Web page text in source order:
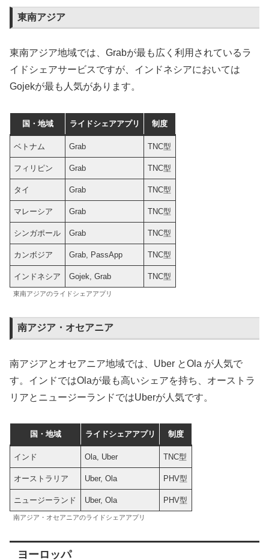
東南アジア
東南アジア地域では、Grabが最も広く利用されているラ
イドシェアサービスですが、インドネシアにおいては
Gojekが最も人気があります。
国・地域 ライドシェアアプリ 制度
ベトナム Grab TNC型
フィリピン Grab TNC型
タイ Grab TNC型
マレーシア Grab TNC型
シンガポール Grab TNC型
カンボジア Grab, PassApp TNC型
インドネシア Gojek, Grab TNC型
東南アジアのライドシェアアプリ
南アジア・オセアニア
南アジアとオセアニア地域では、Uber とOla が人気で
す。インドではOlaが最も高いシェアを持ち、オーストラ
リアとニュージーランドではUberが人気です。
国・地域 ライドシェアアプリ 制度
インド Ola, Uber TNC型
オーストラリア Uber, Ola PHV型
ニュージーランド Uber, Ola PHV型
南アジア・オセアニアのライドシェアアプリ
ヨーロッパ